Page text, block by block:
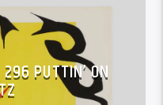
PUTTIN’ ON